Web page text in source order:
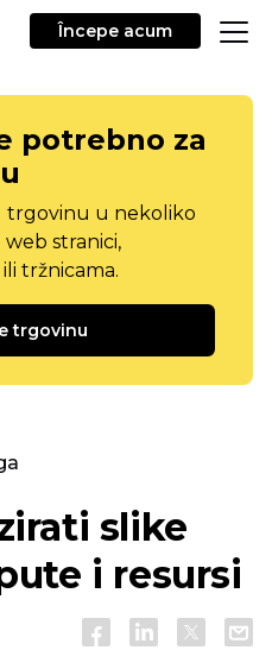
Începe acum
potrebno za
trgovinu u nekoliko
stranici,
tržnicama.
trgovinu
slike
i resursi